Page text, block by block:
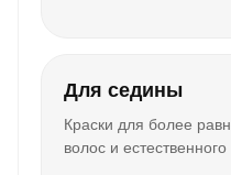
Для седины
Краски для более
волос и естественного